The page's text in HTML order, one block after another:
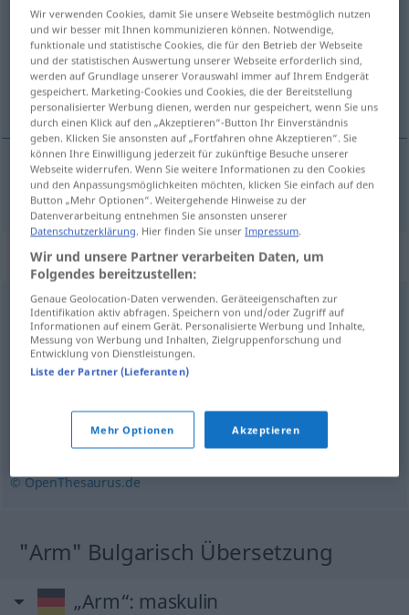
Übersicht aller Übersetzungen
(Für mehr Details die Übersetzung anklicken/antippen)
беден
беден arm
Synonyme für "arm"
erbärmlich,hoffnungslos,kläglich ,jämmerlich,
unglücklich
© OpenThesaurus.de
"Arm" Bulgarisch Übersetzung
„Arm“: maskulin
Wir verwenden Cookies, damit Sie unsere Webseite bestmöglich nutzen
und wir besser mit Ihnen kommunizieren können. Notwendige,
funktionale und statistische Cookies, die für den Betrieb der Webseite
und der statistischen Auswertung unserer Webseite erforderlich sind,
werden auf Grundlage unserer Vorauswahl immer auf Ihrem Endgerät
gespeichert. Marketing-Cookies und Cookies, die der Bereitstellung
personalisierter Werbung dienen, werden nur gespeichert, wenn Sie uns
durch einen Klick auf den „Akzeptieren“-Button Ihr Einverständnis
geben. Klicken Sie ansonsten auf „Fortfahren ohne Akzeptieren“. Sie
können Ihre Einwilligung jederzeit für zukünftige Besuche unserer
Webseite widerrufen. Wenn Sie weitere Informationen zu den Cookies
und den Anpassungsmöglichkeiten möchten, klicken Sie einfach auf den
Button „Mehr Optionen“. Weitergehende Hinweise zu der
Datenverarbeitung entnehmen Sie ansonsten unserer
Datenschutzerklärung. Hier finden Sie unserImpressum.
Wir und unsere Partner verarbeiten Daten, um
Folgendes bereitzustellen:
Genaue Geolocation-Daten verwenden. Geräteeigenschaften zur
Identifikation aktiv abfragen. Speichern von und/oder Zugriff auf
Informationen auf einem Gerät. Personalisierte Werbung und Inhalte,
Messung von Werbung und Inhalten, Zielgruppenforschung und
Entwicklung von Dienstleistungen.
Liste der Partner (Lieferanten)
Mehr Optionen Akzeptieren